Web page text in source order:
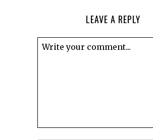
LEAVE A REPLY